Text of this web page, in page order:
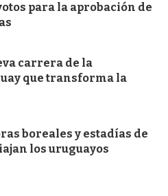
para la aprobación de
carrera de la
que transforma la
boreales y estadías de
los uruguayos